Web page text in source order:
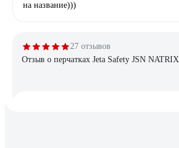
на название)))
27 отзывов
Отзыв о перчатках Jeta Safety JSN NATRIX